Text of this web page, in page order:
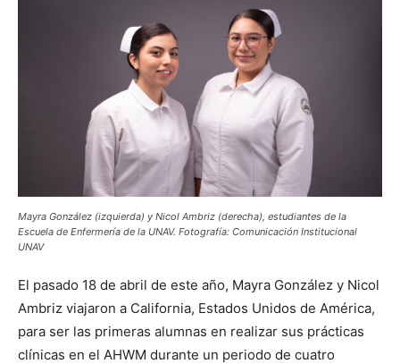
Mayra González (izquierda) y Nicol Ambriz (derecha), estudiantes de la
Escuela de Enfermería de la UNAV. Fotografía: Comunicación Institucional
UNAV
El pasado 18 de abril de este año, Mayra González y Nicol
Ambriz viajaron a California, Estados Unidos de América,
para ser las primeras alumnas en realizar sus prácticas
clínicas en el AHWM durante un periodo de cuatro